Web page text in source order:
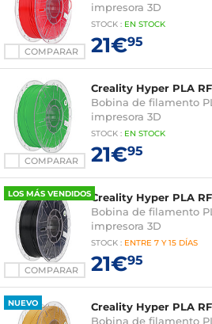
COMPARAR
impresora 3D
STOCK : EN STOCK
21€95
COMPARAR
Creality Hyper PLA
Bobina de filamento
impresora 3D
STOCK : EN STOCK
21€95
LOS MÁS VENDIDOS
COMPARAR
Creality Hyper PLA
Bobina de filamento
impresora 3D
STOCK : ENTRE 7 Y 15 DÍAS
21€95
NUEVO
Creality Hyper PLA
Bobina de filamento